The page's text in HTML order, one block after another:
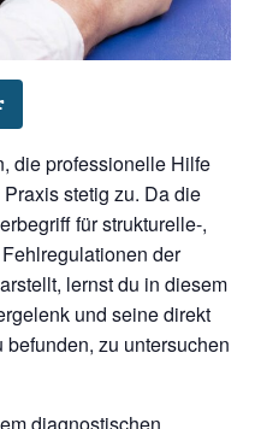
die professionelle Hilfe
stetig zu. Da die
für strukturelle-,
der
lernst du in diesem
und seine direkt
zu untersuchen